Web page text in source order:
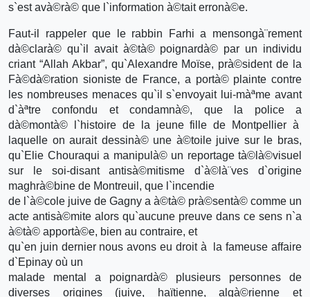
s`est avà©rà© que l`information à©tait erronà©e.
Faut-il rappeler que le rabbin Farhi a mensongà¨rement
dà©clarà© qu`il avait à©tà© poignardà© par un individu
criant “Allah Akbar”, qu`Alexandre Moïse, prà©sident de la
Fà©dà©ration sioniste de France, a portà© plainte contre
les nombreuses menaces qu`il s`envoyait lui-màªme avant
d`àªtre confondu et condamnà©, que la police a
dà©montà© l`histoire de la jeune fille de Montpellier à
laquelle on aurait dessinà© une à©toile juive sur le bras,
qu`Elie Chouraqui a manipulà© un reportage tà©là©visuel
sur le soi-disant antisà©mitisme d`à©là¨ves d`origine
maghrà©bine de Montreuil, que l`incendie
de l`à©cole juive de Gagny a à©tà© prà©sentà© comme un
acte antisà©mite alors qu`aucune preuve dans ce sens n`a
à©tà© apportà©e, bien au contraire, et
qu`en juin dernier nous avons eu droit à la fameuse affaire
d`Epinay où un
malade mental a poignardà© plusieurs personnes de
diverses origines (juive, haïtienne, algà©rienne et